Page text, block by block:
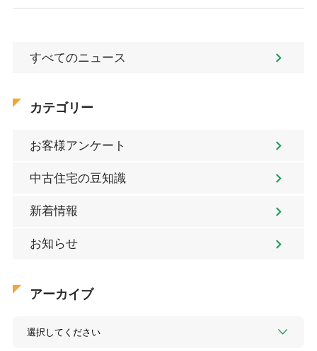
すべてのニュース
カテゴリー
お客様アンケート
中古住宅の豆知識
新着情報
お知らせ
アーカイブ